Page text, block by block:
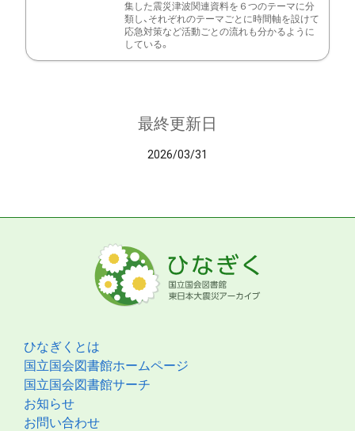
集した震災津波関連資料を６つのテーマに分
類し、それぞれのテーマごとに時間軸を設けて
応急対策など活動ごとの流れも分かるように
している。
最終更新日
2026/03/31
ひなぎくとは
国立国会図書館ホームページ
国立国会図書館サーチ
お知らせ
お問い合わせ